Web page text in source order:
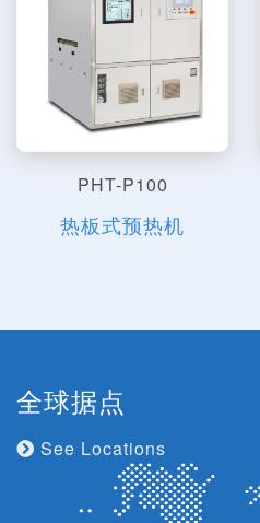
PHT-P100
热板式预热机
全球据点
See Locations